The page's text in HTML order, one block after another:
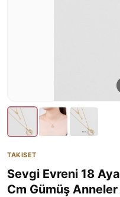
TAKISET
Sevgi Evreni 18
Cm Gümüş